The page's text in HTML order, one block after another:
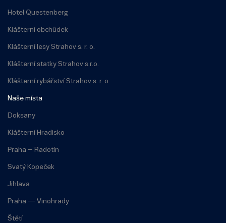
Hotel Questenberg
Klášterní obchůdek
Klášterní lesy Strahov s. r. o.
Klášterní statky Strahov s.r.o.
Klášterní rybářství Strahov s. r. o.
Naše místa
Doksany
Klášterní Hradisko
Praha – Radotín
Svatý Kopeček
Jihlava
Praha — Vinohrady
Štětí